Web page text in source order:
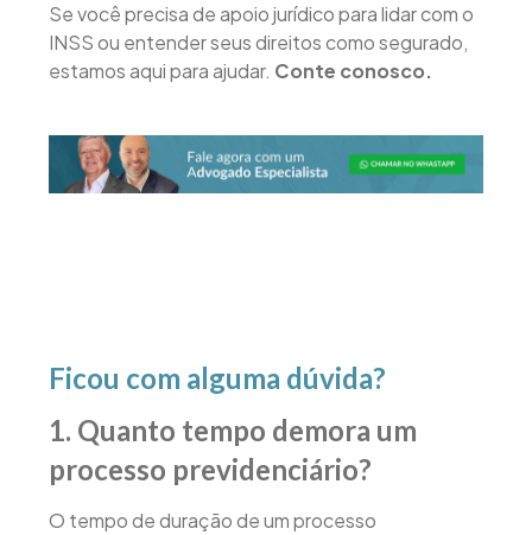
Se você precisa de apoio jurídico para lidar com o
INSS ou entender seus direitos como segurado,
estamos aqui para ajudar. Conte conosco.
Ficou com alguma dúvida?
1. Quanto tempo demora um
processo previdenciário?
O tempo de duração de um processo